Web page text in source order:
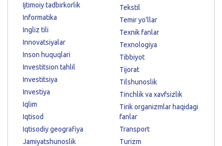
Ijtimoiy tadbirkorlik
Informatika
Ingliz tili
Innovatsiyalar
Inson huquqlari
Investitsion tahlil
Investitsiya
Investiya
Iqlim
Iqtisod
Iqtisodiy geografiya
Jamiyatshunoslik
Tekstil
Temir yo'llar
Texnik fanlar
Texnologiya
Tibbiyot
Tijorat
Tilshunoslik
Tinchlik va xavfsizlik
Tirik organizmlar haqidagi
fanlar
Transport
Turizm